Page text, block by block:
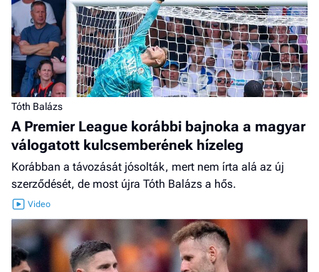
Tóth Balázs
A Premier League korábbi bajnoka a magyar
válogatott kulcsemberének hízeleg
Korábban a távozását jósolták, mert nem írta alá az új
szerződését, de most újra Tóth Balázs a hős.